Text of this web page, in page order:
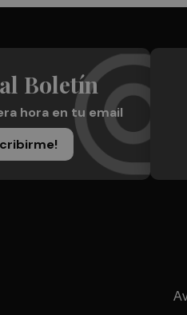
Boletín
hora en tu email